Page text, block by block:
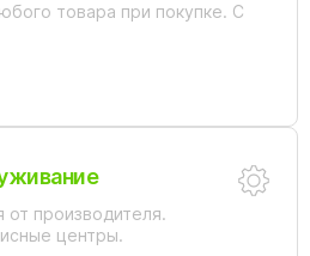
товара при покупке. С
от производителя.
центры.